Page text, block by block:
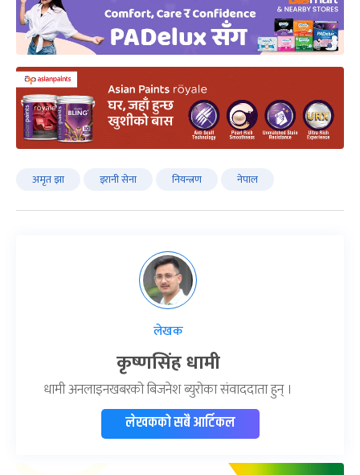
अमृत झा इरानी सेना नियन्त्रण नेपाल
लेखक
कृष्णसिंह धामी
धामी अनलाइनखबरको बिजनेश ब्युरोका संवाददाता हुन् ।
लेखकको सबै आर्टिकल